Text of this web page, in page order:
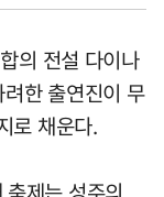
의 전설 다이나
한 출연진이 무
로 채운다.